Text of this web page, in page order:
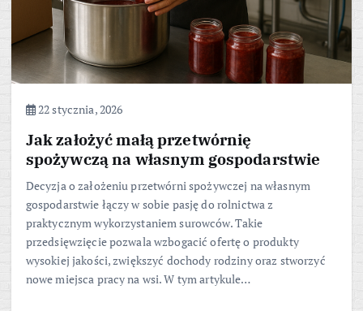
22 stycznia, 2026
Jak założyć małą przetwórnię
spożywczą na własnym gospodarstwie
Decyzja o założeniu przetwórni spożywczej na własnym
gospodarstwie łączy w sobie pasję do rolnictwa z
praktycznym wykorzystaniem surowców. Takie
przedsięwzięcie pozwala wzbogacić ofertę o produkty
wysokiej jakości, zwiększyć dochody rodziny oraz stworzyć
nowe miejsca pracy na wsi. W tym artykule…